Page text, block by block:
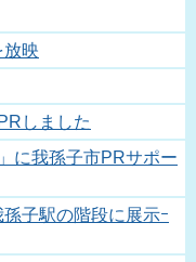
映
しました
に我孫子市PRサポー
子駅の階段に展示ｰ